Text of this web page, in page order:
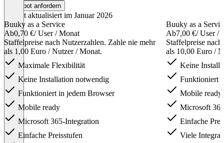
Angebot anfordern
Zuletzt aktualisiert im Januar 2026
Buuky as a Service
Ab0,70 €/ User / Monat
Staffelpreise nach Nutzerzahlen. Zahle nie mehr
als 1,00 Euro / Nutzer / Monat.
Maximale Flexibilität
Keine Installation notwendig
Funktioniert in jedem Browser
Mobile ready
Microsoft 365-Integration
Einfache Preisstufen
Buuky as a
Ab7,00 €/ User /
Staffelpreise
als 10,00 Euro /
Keine
Funktioniert
Mobile ready
Microsoft
Einfache
Viele